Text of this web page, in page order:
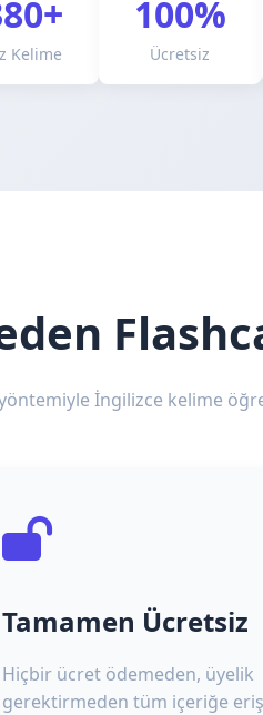
Kelime
100%
Ücretsiz
İngilizce kelime
Tamamen Ücretsiz
Hiçbir ücret ödemeden, üyelik
gerektirmeden tüm içeriğe